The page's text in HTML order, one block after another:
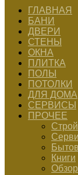
ГЛАВНАЯ
БАНИ
ДВЕРИ
СТЕНЫ
ОКНА
ПЛИТКА
ПОЛЫ
ПОТОЛКИ
ДЛЯ ДОМА
СЕРВИСЫ
ПРОЧЕЕ
Книги